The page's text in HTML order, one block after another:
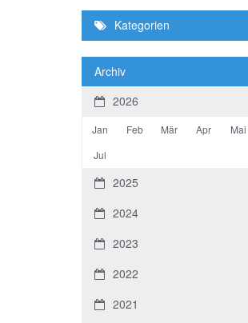
Kategorien
Archiv
2026
Jan Feb Mär Apr Mai
Jul
2025
2024
2023
2022
2021